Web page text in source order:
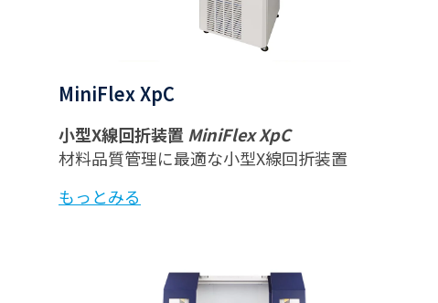
MiniFlex XpC
小型X線回折装置MiniFlex XpC
材料品質管理に最適な小型X線回折装置
もっとみる